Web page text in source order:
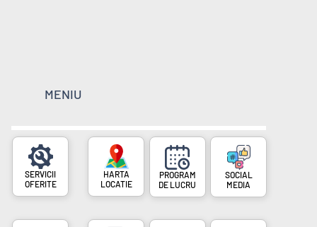
MENIU
SERVICII
OFERITE
PROGRAM
DE LUCRU
LOCATIE
SOCIAL
MEDIA